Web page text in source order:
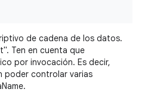
de cadena de los datos.
Ten en cuenta que
por invocación. Es decir,
poder controlar varias